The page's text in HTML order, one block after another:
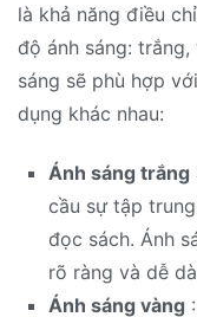
là khả năng điều
độ ánh sáng:
sáng sẽ phù hợp
dụng khác nhau:
Ánh sáng trắng
cầu sự tập
đọc sách. Ánh
rõ ràng và dễ
Ánh sáng vàng: